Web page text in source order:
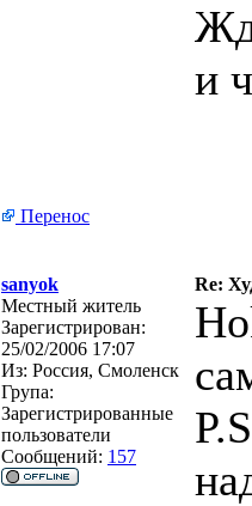
и
Перенос
sanyok
Re:
Местный житель
Зарегистрирован:
25/02/2006 17:07
Из: Россия, Смоленск
Група:
Зарегистрированные
пользователи
Сообщений: 157